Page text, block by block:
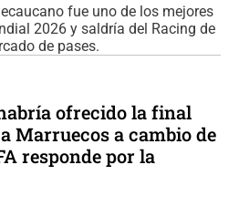
fue uno de los mejores
2026 y saldría del Racing de
de pases.
ofrecido la final
Marruecos a cambio de
responde por la